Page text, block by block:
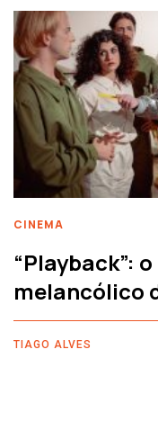
CINEMA
“Playback”:
melancólico
TIAGO ALVES